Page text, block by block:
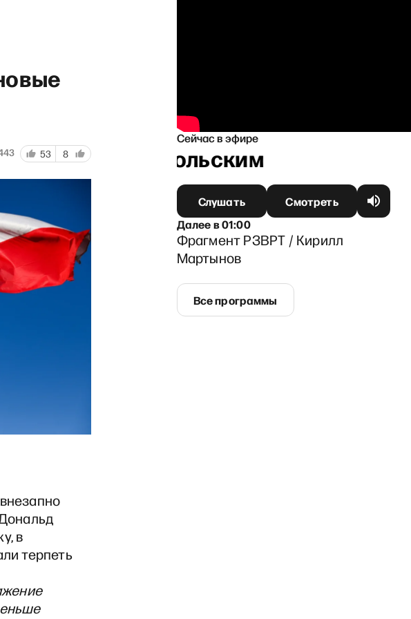
53 8
в
терпеть
Сейчас в эфире
Ганапольским
Слушать
Смотреть
Далеев01:00
Фрагмент РЗВРТ / Кирилл
Мартынов
Все программы